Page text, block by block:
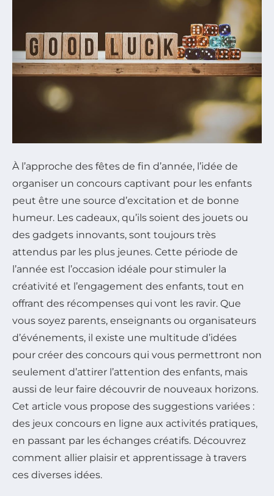
À l’approche des fêtes de fin d’année, l’idée de
organiser un concours captivant pour les enfants
peut être une source d’excitation et de bonne
humeur. Les cadeaux, qu’ils soient des jouets ou
des gadgets innovants, sont toujours très
attendus par les plus jeunes. Cette période de
l’année est l’occasion idéale pour stimuler la
créativité et l’engagement des enfants, tout en
offrant des récompenses qui vont les ravir. Que
vous soyez parents, enseignants ou organisateurs
d’événements, il existe une multitude d’idées
pour créer des concours qui vous permettront non
seulement d’attirer l’attention des enfants, mais
aussi de leur faire découvrir de nouveaux horizons.
Cet article vous propose des suggestions variées :
des jeux concours en ligne aux activités pratiques,
en passant par les échanges créatifs. Découvrez
comment allier plaisir et apprentissage à travers
ces diverses idées.